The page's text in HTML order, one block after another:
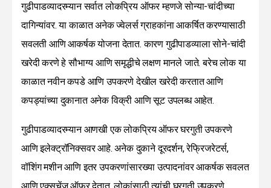
गुढीपाडव्यादरम्यान सर्वात लोकप्रिय ऑफर म्हणजे सोन्या-चांदीच्या
दागिन्यांवर. या काळात अनेक ज्वेलर्स ग्राहकांना आकर्षित करण्यासाठी
सवलती आणि आकर्षक योजना देतात. कारण गुढीपाडव्याला सोने-चांदी
खरेदी करणे हे सौभाग्य आणि समृद्धीचे लक्षण मानले जाते. बरेच लोक या
काळात नवीन कपडे आणि उपकरणे देखील खरेदी करतात आणि
कपड्यांच्या दुकानात अनेक विक्री आणि सूट उपलब्ध आहेत.
गुढीपाडव्यादरम्यान आणखी एक लोकप्रिय ऑफर घरगुती उपकरणे
आणि इलेक्ट्रॉनिक्सवर आहे. अनेक दुकाने दूरदर्शन, रेफ्रिजरेटर्स,
वॉशिंग मशीन आणि इतर उपकरणांसारख्या उत्पादनांवर आकर्षक सवलत